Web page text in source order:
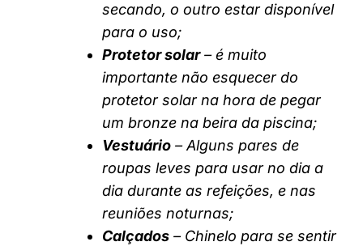
secando, o outro estar disponível
para o uso;
Protetor solar– é muito
importante não esquecer do
protetor solar na hora de pegar
um bronze na beira da piscina;
Vestuário – Alguns pares de
roupas leves para usar no dia a
dia durante as refeições, e nas
reuniões noturnas;
Calçados – Chinelo para se sentir